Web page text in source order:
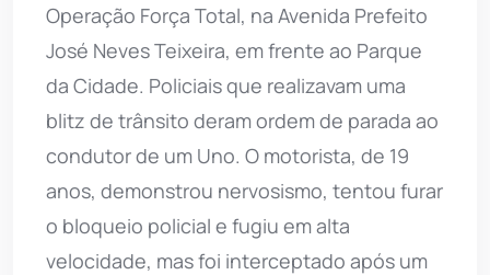
Operação Força Total, na Avenida Prefeito
José Neves Teixeira, em frente ao Parque
da Cidade. Policiais que realizavam uma
blitz de trânsito deram ordem de parada ao
condutor de um Uno. O motorista, de 19
anos, demonstrou nervosismo, tentou furar
o bloqueio policial e fugiu em alta
velocidade, mas foi interceptado após um